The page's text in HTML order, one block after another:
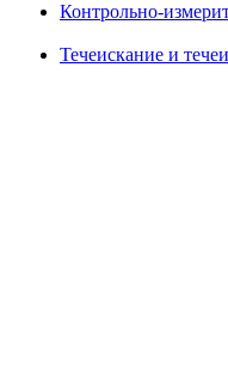
Контрольно-
Течеискание и